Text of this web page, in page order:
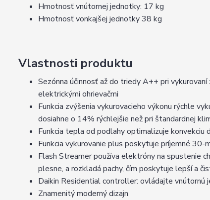
Hmotnosť vnútornej jednotky: 17 kg
Hmotnosť vonkajšej jednotky 38 kg
Vlastnosti produktu
Sezónna účinnosť až do triedy A++ pri
elektrickými ohrievačmi
Funkcia zvýšenia vykurovacieho výkonu rýchle
dosiahne o 14% rýchlejšie než pri štandardnej
Funkcia tepla od podlahy optimalizuje
Funkcia vykurovanie plus poskytuje príjemné
Flash Streamer používa elektróny na spustenie
plesne, a rozkladá pachy, čím poskytuje lepší a
Daikin Residential controller: ovládajte
Znamenitý moderný dizajn